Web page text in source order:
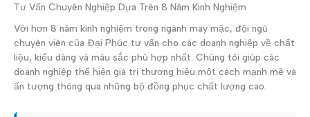
Tư Vấn Chuyên Nghiệp Dựa Trên 8 Năm Kinh Nghiệm
Với hơn 8 năm kinh nghiệm trong ngành may mặc, đội ngũ
chuyên viên của Đại Phúc tư vấn cho các doanh nghiệp về chất
liệu, kiểu dáng và màu sắc phù hợp nhất. Chúng tôi giúp các
doanh nghiệp thể hiện giá trị thương hiệu một cách mạnh mẽ và
ấn tượng thông qua những bộ đồng phục chất lượng cao.